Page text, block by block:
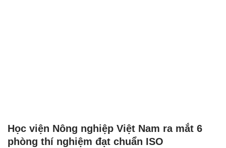
Học viện Nông nghiệp Việt Nam ra mắt 6
phòng thí nghiệm đạt chuẩn ISO